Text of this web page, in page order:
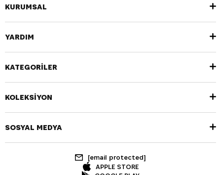
KURUMSAL
YARDIM
KATEGORİLER
KOLEKSİYON
SOSYAL MEDYA
[email protected]
APPLE STORE